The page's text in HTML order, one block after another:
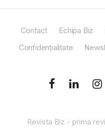
Contact Echipa Biz
Confidențialitate
Revista Biz - prima